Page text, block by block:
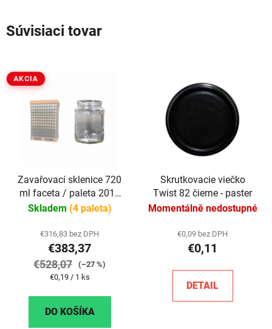
Súvisiaci tovar
AKCIA
Zavařovací sklenice 720
ml faceta / paleta 2016
ks
Skladem (4 paleta)
€316,83 bez DPH
€383,37
€528,07
(–27 %)
Jednotková
€0,19 / 1 ks
DO KOŠÍKA
Skrutkovacie viečko
Twist 82 čierne - paster
Momentálně nedostupné
€0,09 bez DPH
€0,11
DETAIL